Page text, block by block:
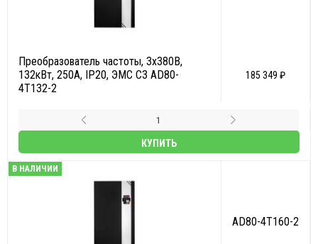
Преобразователь частоты, 3х380В,
132кВт, 250А, IP20, ЭМС С3 AD80-
4T132-2
185 349 ₽
КУПИТЬ
В НАЛИЧИИ
AD80-4T160-2